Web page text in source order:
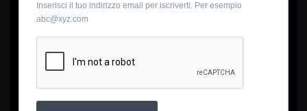
Inserisci il tuo indirizzo email per iscriverti. Per esempio
abc@xyz.com